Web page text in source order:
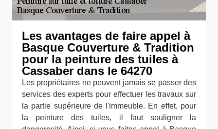
Les avantages de faire appel à
Basque Couverture & Tradition
pour la peinture des tuiles à
Cassaber dans le 64270
Les propriétaires ne peuvent jamais se passer des
services des experts pour effectuer les travaux sur
la partie supérieure de l'immeuble. En effet, pour
la peinture des tuiles, il faut souligner la